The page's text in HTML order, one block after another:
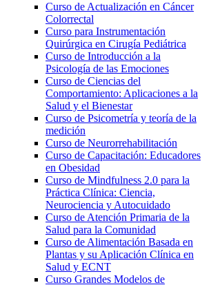
Curso de Actualización en Cáncer
Colorrectal
Curso para Instrumentación
Quirúrgica en Cirugía Pediátrica
Curso de Introducción a la
Psicología de las Emociones
Curso de Ciencias del
Comportamiento: Aplicaciones a la
Salud y el Bienestar
Curso de Psicometría y teoría de la
medición
Curso de Neurorrehabilitación
Curso de Capacitación: Educadores
en Obesidad
Curso de Mindfulness 2.0 para la
Práctica Clínica: Ciencia,
Neurociencia y Autocuidado
Curso de Atención Primaria de la
Salud para la Comunidad
Curso de Alimentación Basada en
Plantas y su Aplicación Clínica en
Salud y ECNT
Curso Grandes Modelos de